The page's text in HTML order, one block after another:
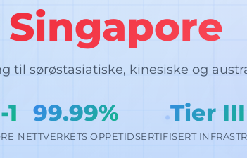
Singapore
til sørøstasiatiske, kinesiske og
99.99%
NETTVERKETS OPPETID
Tier III
SERTIFISERT